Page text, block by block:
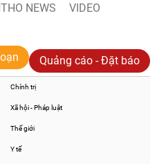
NEWS
VIDEO
Quảng cáo - Đặt báo
Chính trị
Xã hội - Pháp luật
Thế giới
Y tế